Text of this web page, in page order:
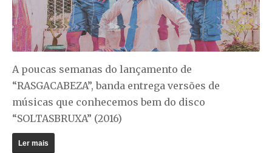
A poucas semanas do lançamento de
“RASGACABEZA”, banda entrega versões de
músicas que conhecemos bem do disco
“SOLTASBRUXA” (2016)
Ler mais